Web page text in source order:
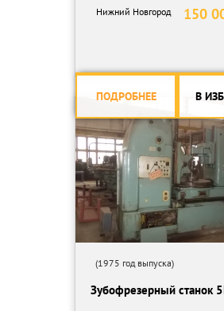
150
Нижний Новгород
ПОДРОБНЕЕ В
(1975 год выпуска)
Зубофрезерный станок